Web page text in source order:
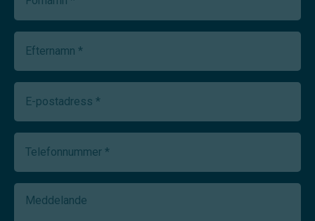
(Required)
(Required)
postadress
(Required)
(Required)